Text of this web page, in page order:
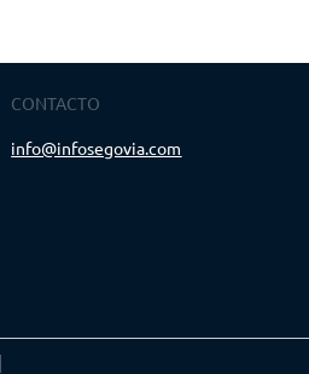
CONTACTO
info@infosegovia.com